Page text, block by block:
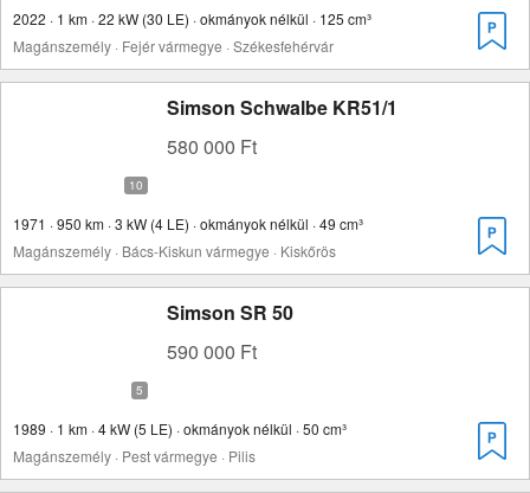
2022 · 1 km · 22 kW (30 LE) · okmányok nélkül · 125 cm³
Magánszemély · Fejér vármegye · Székesfehérvár
Simson Schwalbe KR51/1
580 000 Ft
1971 · 950 km · 3 kW (4 LE) · okmányok nélkül · 49 cm³
Magánszemély · Bács-Kiskun vármegye · Kiskőrös
Simson SR 50
590 000 Ft
1989 · 1 km · 4 kW (5 LE) · okmányok nélkül · 50 cm³
Magánszemély · Pest vármegye · Pilis